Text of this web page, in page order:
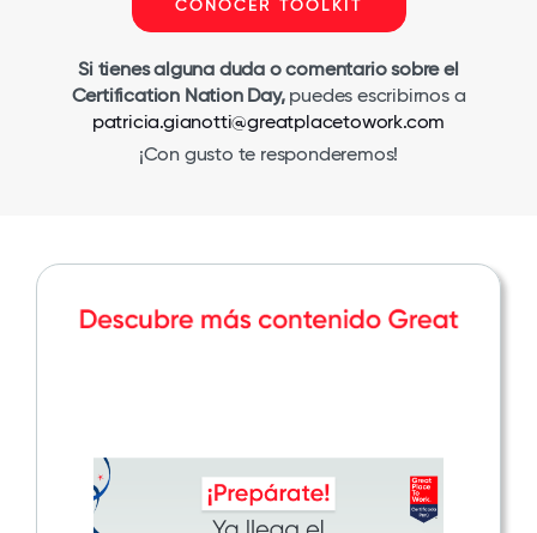
CONOCER TOOLKIT
Si tienes alguna duda o comentario sobre el
Certification Nation Day,puedes escribirnos a
patricia.gianotti@greatplacetowork.com
¡Con gusto te responderemos!